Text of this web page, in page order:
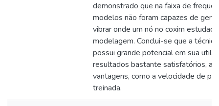
demonstrado que na faixa de
modelos não foram capazes de
vibrar onde um nó no coxim
modelagem. Conclui-se que a
possui grande potencial em sua
resultados bastante satisfatórios,
vantagens, como a velocidade de
treinada.